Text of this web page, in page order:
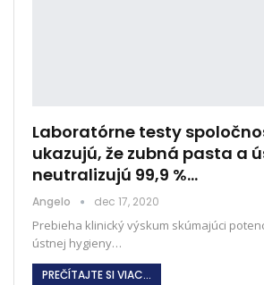
Laboratórne testy
ukazujú, že zubná pasta a
neutralizujú 99,9 %…
Angelo dec 17, 2020
Prebieha klinický výskum skúmajúci
ústnej hygieny…
PREČÍTAJTE SI VIAC...